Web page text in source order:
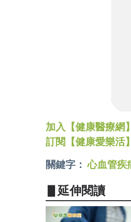
加入【健康醫療
訂閱【健康愛樂活
關鍵字：心血管疾
▋延伸閱讀